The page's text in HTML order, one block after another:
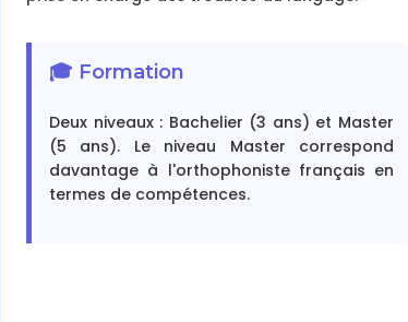
🎓 Formation
Deux niveaux : Bachelier (3 ans) et Master
(5 ans). Le niveau Master correspond
davantage à l'orthophoniste français en
termes de compétences.